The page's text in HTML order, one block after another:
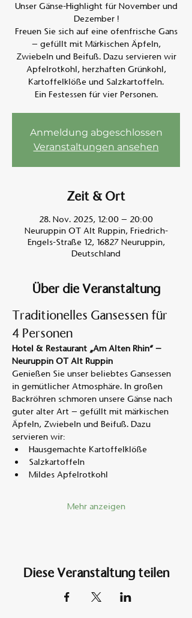
Unser Gänse-Highlight für November und
Dezember !
Freuen Sie sich auf eine ofenfrische Gans
– gefüllt mit Märkischen Äpfeln,
Zwiebeln und Beifuß. Dazu servieren wir
Apfelrotkohl, herzhaften Grünkohl,
Kartoffelklöße und Salzkartoffeln.
Ein Festessen für vier Personen.
Anmeldung abgeschlossen
Veranstaltungen ansehen
Zeit & Ort
28. Nov. 2025, 12:00 – 20:00
Neuruppin OT Alt Ruppin, Friedrich-
Engels-Straße 12, 16827 Neuruppin,
Deutschland
Über die Veranstaltung
Traditionelles Gansessen für
4 Personen
Hotel & Restaurant „Am Alten Rhin“ –
Neuruppin OT Alt Ruppin
Genießen Sie unser beliebtes Gansessen
in gemütlicher Atmosphäre. In großen
Backröhren schmoren unsere Gänse nach
guter alter Art – gefüllt mit märkischen
Äpfeln, Zwiebeln und Beifuß. Dazu
servieren wir:
Hausgemachte Kartoffelklöße
Salzkartoffeln
Mildes Apfelrotkohl
Mehr anzeigen
Diese Veranstaltung teilen